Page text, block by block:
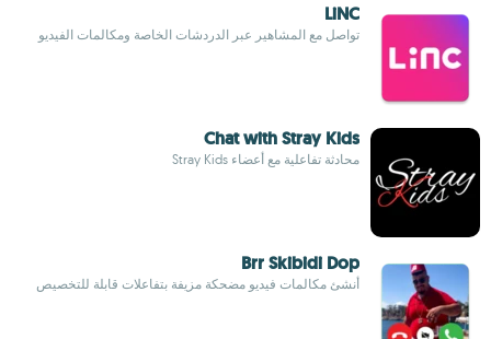
LiNC
تواصل مع المشاهير عبر الدردشات الخاصة ومكالمات الفيديو
Chat with Stray Kids
محادثة تفاعلية مع أعضاء Stray Kids
Brr Skibidi Dop
أنشئ مكالمات فيديو مضحكة مزيفة بتفاعلات قابلة للتخصيص